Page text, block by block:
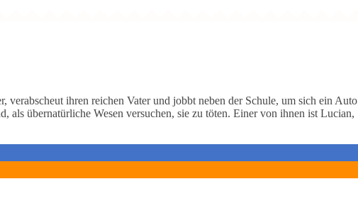
ihren reichen Vater und jobbt neben der Schule, um sich ein Auto
übernatürliche Wesen versuchen, sie zu töten. Einer von ihnen ist Lucian,